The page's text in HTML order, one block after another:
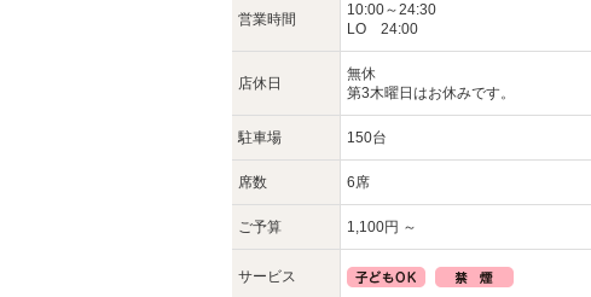
営業時間
10:00～24:30
LO 24:00
店休日
無休
第3木曜日はお休みです。
駐車場 150台
席数 6席
ご予算 1,100円 ～
サービス